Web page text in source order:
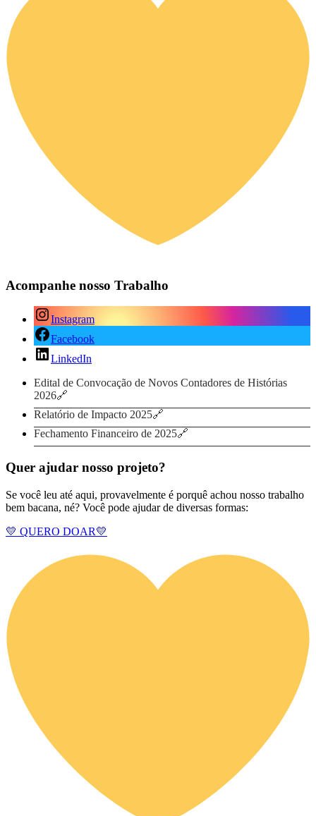
Acompanhe nosso Trabalho
Instagram
Facebook
LinkedIn
Edital de Convocação de Novos Contadores de Histórias
2026
Relatório de Impacto 2025
Fechamento Financeiro de 2025
Quer ajudar nosso projeto?
Se você leu até aqui, provavelmente é porquê achou nosso trabalho
bem bacana, né? Você pode ajudar de diversas formas:
💛 QUERO DOAR💛